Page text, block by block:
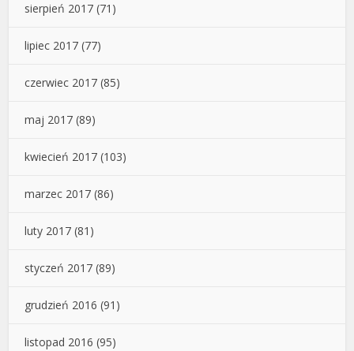
sierpień 2017 (71)
lipiec 2017 (77)
czerwiec 2017 (85)
maj 2017 (89)
kwiecień 2017 (103)
marzec 2017 (86)
luty 2017 (81)
styczeń 2017 (89)
grudzień 2016 (91)
listopad 2016 (95)